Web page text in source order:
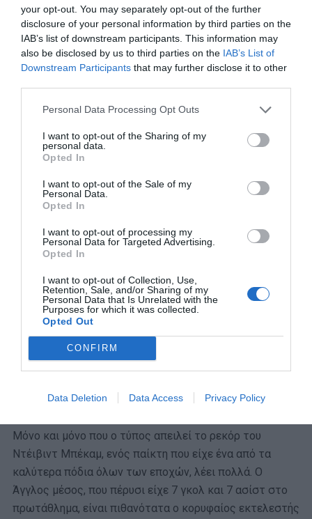
your opt-out. You may separately opt-out of the further
disclosure of your personal information by third parties on the
IAB’s list of downstream participants. This information may
also be disclosed by us to third parties on the IAB’s List of
Downstream Participants that may further disclose it to other
Personal Data Processing Opt Outs
I want to opt-out of the Sharing of my
personal data.
Opted In
I want to opt-out of the Sale of my
Personal Data.
Opted In
I want to opt-out of processing my
Personal Data for Targeted Advertising.
Opted In
I want to opt-out of Collection, Use,
Retention, Sale, and/or Sharing of my
Personal Data that Is Unrelated with the
Purposes for which it was collected.
Opted Out
CONFIRM
Data Deletion Data Access Privacy Policy
εδώ και χρόνια βρίσκεται στην κορυφή με 653.
Σε μερικούς μήνες ο πολυσύνθετος άσος θα κλείσει τα
39 του και ελπίζει ο νέος τεχνικός της Μπράιτον,
Τζέιμς Γουόρντ Πρόουζ, Γουέστ Χαμ
Περισσότερα γκολ με απευθείας φάουλ
Μόνο και μόνο που ο τύπος απειλεί το ρεκόρ του
Ντέιβιντ Μπέκαμ, ενός παίκτη που είχε ένα από τα
καλύτερα πόδια όλων των εποχών, λέει πολλά. Ο
Άγγλος μέσος, που πέρυσι είχε 7 γκολ και 7 ασίστ στο
πρωτάθλημα, είναι πιθανότατα ο κορυφαίος εκτελεστής